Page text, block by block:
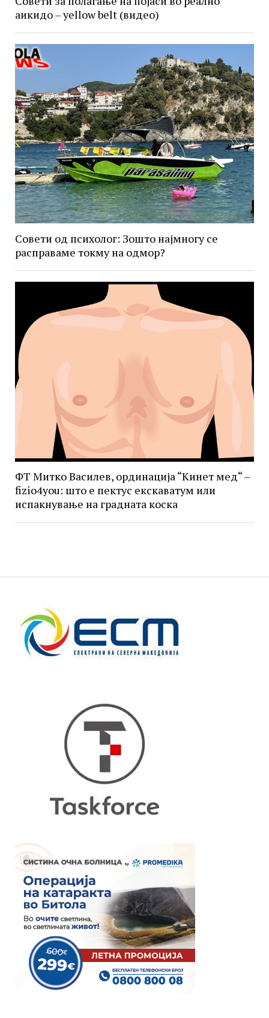
аикидо – yellow belt (видео)
Совети од психолог: Зошто најмногу се
расправаме токму на одмор?
ФТ Митко Василев, ординација “Кинет мед“ –
fizio4you: што е пектус екскаватум или
испакнување на градната коска